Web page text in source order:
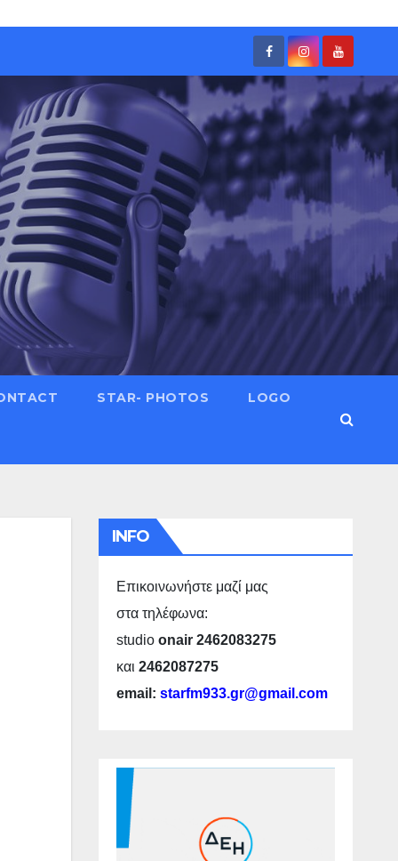
STAR- PHOTOS LOGO
INFO
Επικοινωνήστε μαζί μας
στα τηλέφωνα:
studio onair 2462083275
και 2462087275
email: starfm933.gr@gmail.com